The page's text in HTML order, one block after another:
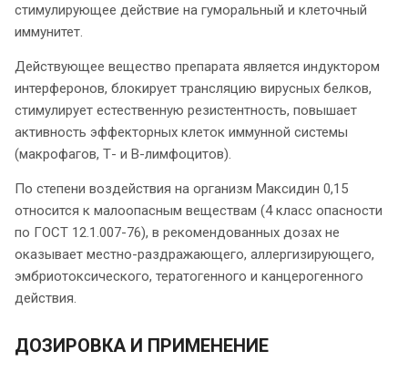
стимулирующее действие на гуморальный и клеточный
иммунитет.
Действующее вещество препарата является индуктором
интерферонов, блокирует трансляцию вирусных белков,
стимулирует естественную резистентность, повышает
активность эффекторных клеток иммунной системы
(макрофагов, Т- и В-лимфоцитов).
По степени воздействия на организм Максидин 0,15
относится к малоопасным веществам (4 класс опасности
по ГОСТ 12.1.007-76), в рекомендованных дозах не
оказывает местно-раздражающего, аллергизирующего,
эмбриотоксического, тератогенного и канцерогенного
действия.
ДОЗИРОВКА И ПРИМЕНЕНИЕ